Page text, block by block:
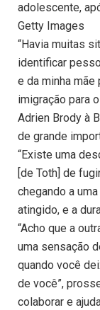
adolescente,
Getty Images
“Havia muitas
identificar
e da minha
imigração para
Adrien Brody à
de grande
“Existe uma
[de Toth] de
chegando a
atingido, e a
“Acho que a
uma sensação
quando você
de você”,
colaborar e